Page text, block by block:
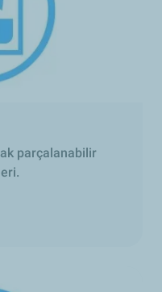
parçalanabilir